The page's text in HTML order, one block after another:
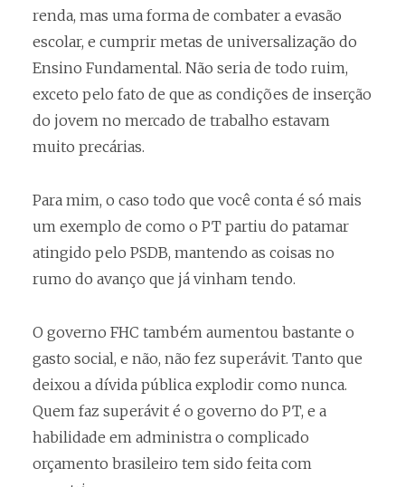
renda, mas uma forma de combater a evasão
escolar, e cumprir metas de universalização do
Ensino Fundamental. Não seria de todo ruim,
exceto pelo fato de que as condições de inserção
do jovem no mercado de trabalho estavam
muito precárias.
Para mim, o caso todo que você conta é só mais
um exemplo de como o PT partiu do patamar
atingido pelo PSDB, mantendo as coisas no
rumo do avanço que já vinham tendo.
O governo FHC também aumentou bastante o
gasto social, e não, não fez superávit. Tanto que
deixou a dívida pública explodir como nunca.
Quem faz superávit é o governo do PT, e a
habilidade em administra o complicado
orçamento brasileiro tem sido feita com